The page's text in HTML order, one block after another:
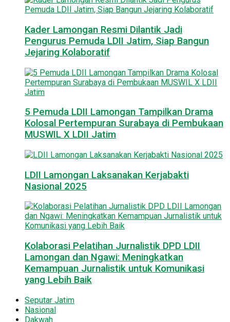
Kader Lamongan Resmi Dilantik Jadi
Pengurus Pemuda LDII Jatim, Siap Bangun
Jejaring Kolaboratif
5 Pemuda LDII Lamongan Tampilkan Drama
Kolosal Pertempuran Surabaya di Pembukaan
MUSWIL X LDII Jatim
LDII Lamongan Laksanakan Kerjabakti
Nasional 2025
Kolaborasi Pelatihan Jurnalistik DPD LDII
Lamongan dan Ngawi: Meningkatkan
Kemampuan Jurnalistik untuk Komunikasi
yang Lebih Baik
Seputar Jatim
Nasional
Dakwah